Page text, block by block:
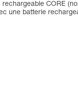
CORE
batterie